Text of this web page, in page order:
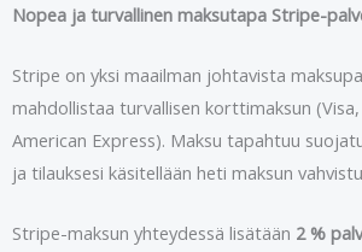
Nopea ja turvallinen maksutapa Stripe-
Stripe on yksi maailman johtavista
mahdollistaa turvallisen korttimaksun
American Express). Maksu tapahtuu
ja tilauksesi käsitellään heti maksun
Stripe-maksun yhteydessä lisätään 2 %